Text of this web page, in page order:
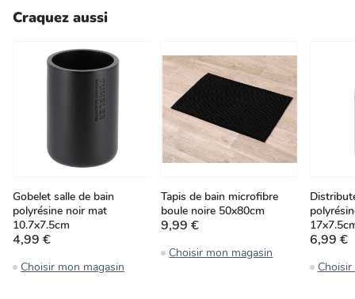
Craquez aussi
Gobelet salle de bain
polyrésine noir mat
10.7x7.5cm
4,99 €
Choisir mon magasin
Tapis de bain microfibre
boule noire 50x80cm
9,99 €
Choisir mon magasin
6,99 €